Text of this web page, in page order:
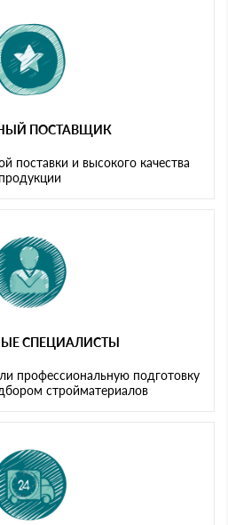
ПОСТАВЩИК
поставки и высокого качества
продукции
СПЕЦИАЛИСТЫ
профессиональную подготовку
стройматериалов